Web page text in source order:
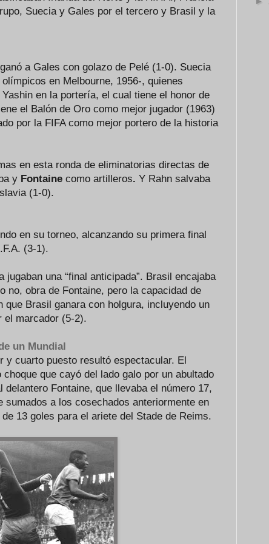
Suecia y Gales por el tercero y Brasil y la
a Gales con golazo de Pelé (1-0). Suecia
en Melbourne, 1956-, quienes
Yashin en la portería, el cual tiene el honor de
el Balón de Oro como mejor jugador (1963)
por la FIFA como mejor portero de la historia
en esta ronda de eliminatorias directas de
y Fontaine como artilleros. Y Rahn salvaba
(1-0).
en su torneo, alcanzando su primera final
(3-1).
una “final anticipada”. Brasil encajaba
no, obra de Fontaine, pero la capacidad de
que Brasil ganara con holgura, incluyendo un
el marcador (5-2).
un Mundial
y cuarto puesto resultó espectacular. El
que cayó del lado galo por un abultado
Fontaine, que llevaba el número 17,
sumados a los cosechados anteriormente en
13 goles para el ariete del Stade de Reims.